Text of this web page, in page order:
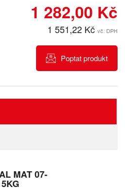
1 282,00 Kč
1 551,22 Kč vč. DPH
Poptat produkt
MAT 07-